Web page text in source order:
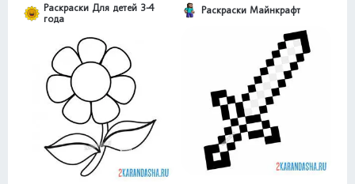
Раскраски Для детей 3-4
года
Раскраски Майнкрафт